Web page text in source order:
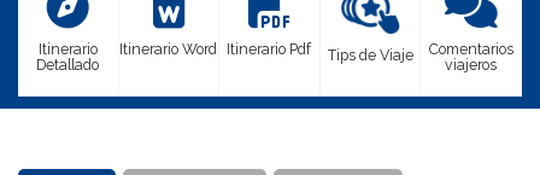
Itinerario
Detallado
Itinerario Word Itinerario Pdf Tips de Viaje
Comentarios
viajeros